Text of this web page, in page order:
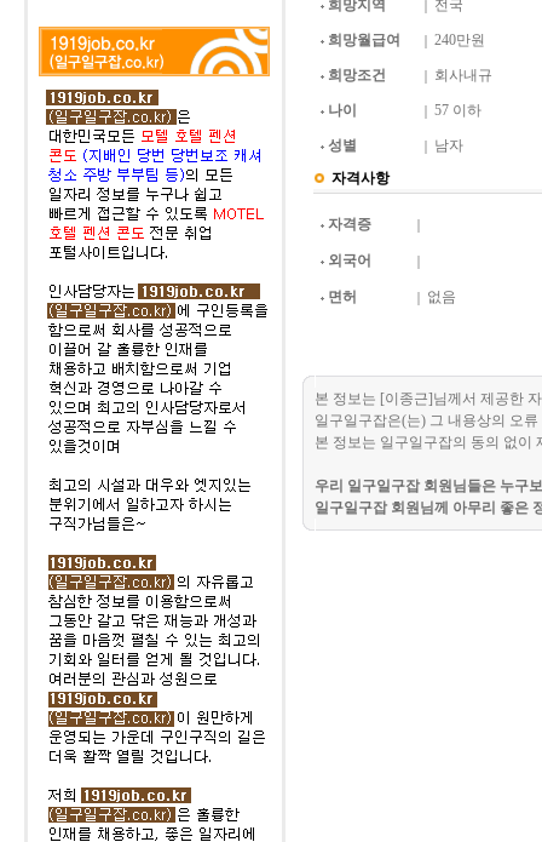
희망지역 전국
희망월급여 240만원
희망조건 회사내규
나이 57 이하
성별
남자
자격사항
자격증
외국어
면허 없음
본 정보는 [이종근]님께서 제공한
일구일구잡은(는) 그 내용상의 오
본 정보는 일구일구잡의 동의 없이
우리 일구일구잡 회원님들은 누구
일구일구잡 회원님께 아무리 좋은